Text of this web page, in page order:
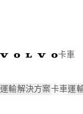
卡車
運輸解決方案卡車運